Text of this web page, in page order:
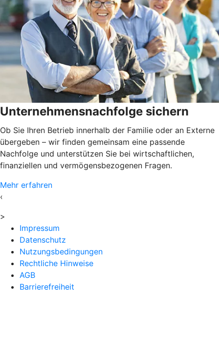
Unternehmensnachfolge sichern
Ob Sie Ihren Betrieb innerhalb der Familie oder an Externe
übergeben – wir finden gemeinsam eine passende
Nachfolge und unterstützen Sie bei wirtschaftlichen,
finanziellen und vermögensbezogenen Fragen.
Mehr erfahren
‹
>
Impressum
Datenschutz
Nutzungsbedingungen
Rechtliche Hinweise
AGB
Barrierefreiheit